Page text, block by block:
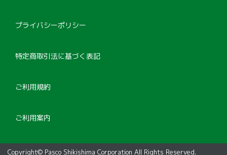
プライバシーポリシー
特定商取引法に基づく表記
ご利用規約
ご利用案内
Copyright© Pasco Shikishima Corporation All Rights Reserved.